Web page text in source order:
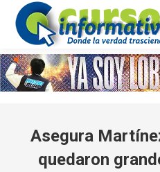
Asegura
quedaron